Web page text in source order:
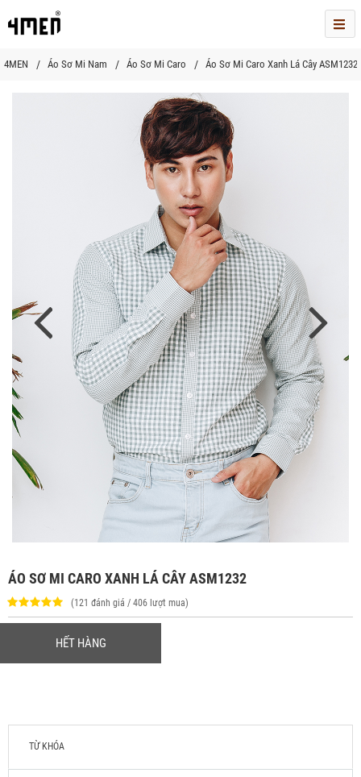
4MEN Áo Sơ Mi Nam Áo Sơ Mi Caro Áo Sơ Mi Caro Xanh Lá Cây ASM1232
ÁO SƠ MI CARO XANH LÁ CÂY ASM1232
(121 đánh giá / 406 lượt mua)
HẾT HÀNG
TỪ KHÓA